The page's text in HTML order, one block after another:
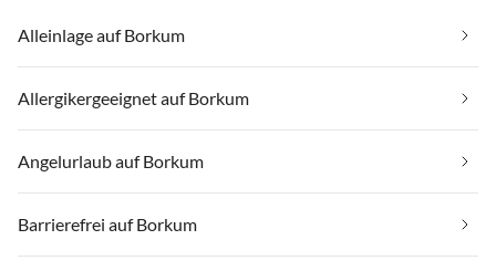
Alleinlage auf Borkum
Allergikergeeignet auf Borkum
Angelurlaub auf Borkum
Barrierefrei auf Borkum